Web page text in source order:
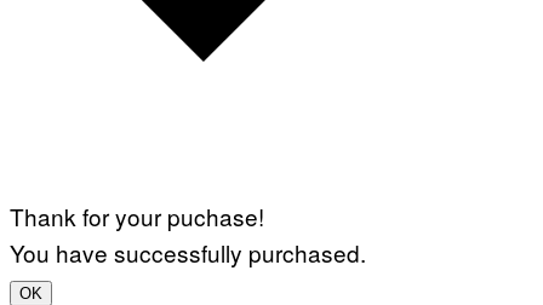
Thank for your puchase!
You have successfully purchased.
OK